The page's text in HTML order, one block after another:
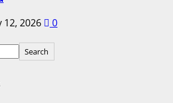
12, 2026
0
Search